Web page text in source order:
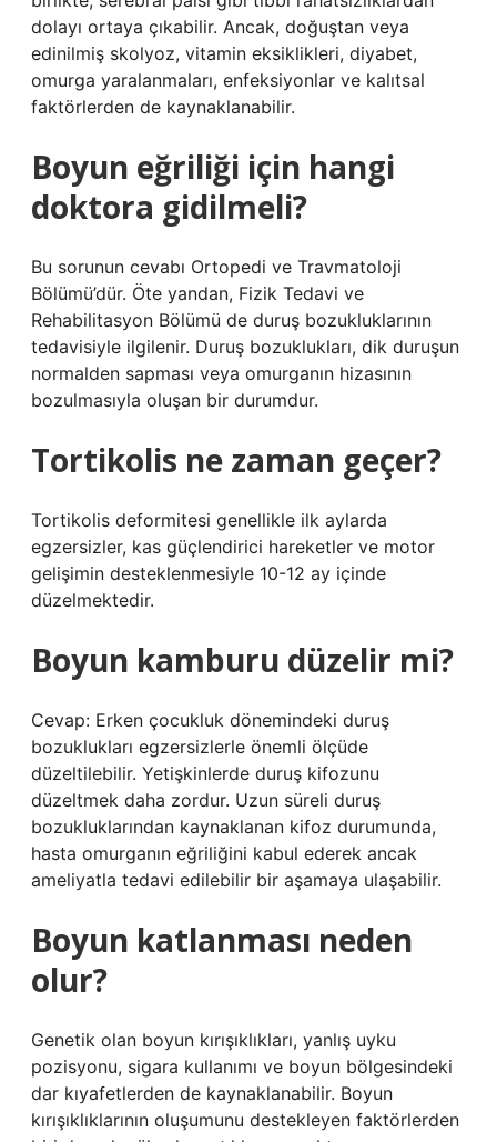
dolayı ortaya çıkabilir. Ancak, doğuştan veya
edinilmiş skolyoz, vitamin eksiklikleri, diyabet,
omurga yaralanmaları, enfeksiyonlar ve kalıtsal
faktörlerden de kaynaklanabilir.
Boyun eğriliği için hangi
doktora gidilmeli?
Bu sorunun cevabı Ortopedi ve Travmatoloji
Bölümü’dür. Öte yandan, Fizik Tedavi ve
Rehabilitasyon Bölümü de duruş bozukluklarının
tedavisiyle ilgilenir. Duruş bozuklukları, dik duruşun
normalden sapması veya omurganın hizasının
bozulmasıyla oluşan bir durumdur.
Tortikolis ne zaman geçer?
Tortikolis deformitesi genellikle ilk aylarda
egzersizler, kas güçlendirici hareketler ve motor
gelişimin desteklenmesiyle 10-12 ay içinde
düzelmektedir.
Boyun kamburu düzelir mi?
Cevap: Erken çocukluk dönemindeki duruş
bozuklukları egzersizlerle önemli ölçüde
düzeltilebilir. Yetişkinlerde duruş kifozunu
düzeltmek daha zordur. Uzun süreli duruş
bozukluklarından kaynaklanan kifoz durumunda,
hasta omurganın eğriliğini kabul ederek ancak
ameliyatla tedavi edilebilir bir aşamaya ulaşabilir.
Boyun katlanması neden
olur?
Genetik olan boyun kırışıklıkları, yanlış uyku
pozisyonu, sigara kullanımı ve boyun bölgesindeki
dar kıyafetlerden de kaynaklanabilir. Boyun
kırışıklıklarının oluşumunu destekleyen faktörlerden